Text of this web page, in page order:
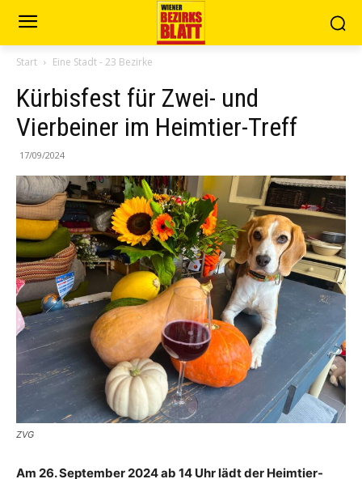
Start Eine Stadt - 23 Bezirke
Kürbisfest für Zwei- und
Vierbeiner im Heimtier-Treff
17/09/2024
ZVG
Am 26. September 2024 ab 14 Uhr lädt der Heimtier-